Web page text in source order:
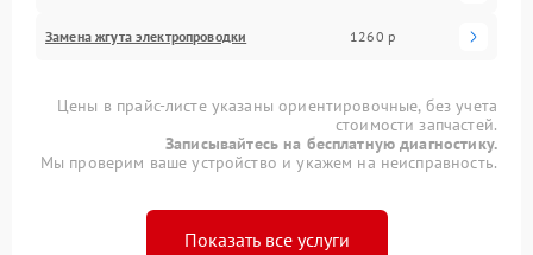
Замена жгута электропроводки 1260 р
Цены в прайс-листе указаны ориентировочные, без учета
стоимости запчастей.
Записывайтесь на бесплатную диагностику.
Мы проверим ваше устройство и укажем на неисправность.
Показать все услуги